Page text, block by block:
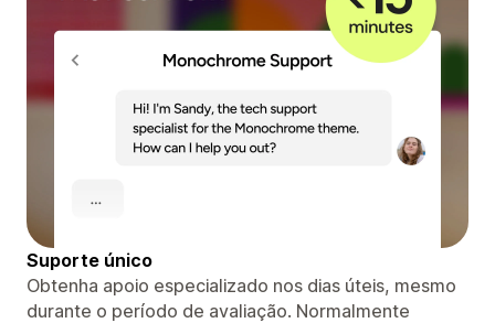
Suporte único
Obtenha apoio especializado nos dias úteis, mesmo
durante o período de avaliação. Normalmente